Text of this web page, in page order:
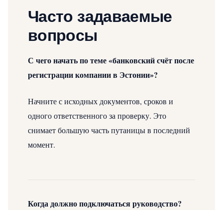
Часто задаваемые
вопросы
С чего начать по теме «банковский счёт после
регистрации компании в Эстонии»?
Начните с исходных документов, сроков и
одного ответственного за проверку. Это
снимает большую часть путаницы в последний
момент.
Когда должно подключаться руководство?